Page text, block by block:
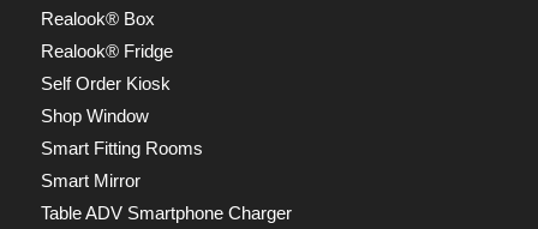
Realook® Box
Realook® Fridge
Self Order Kiosk
Shop Window
Smart Fitting Rooms
Smart Mirror
Table ADV Smartphone Charger